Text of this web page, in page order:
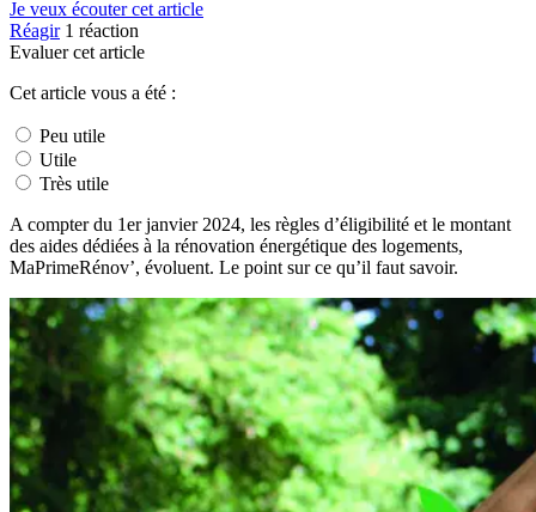
Je veux écouter cet article
Réagir 1 réaction
Evaluer cet article
Cet article vous a été :
Peu utile
Utile
Très utile
A compter du 1er janvier 2024, les règles d’éligibilité et le montant
des aides dédiées à la rénovation énergétique des logements,
MaPrimeRénov’, évoluent. Le point sur ce qu’il faut savoir.